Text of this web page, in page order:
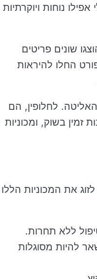
נוחות ויוקרתיות
שונים פריטים
החלו להיראות
לחלופין, הם
זמין בשוק, ומכוניות
את המכוניות הללו
ללא תחרות.
להיות מסוגלות